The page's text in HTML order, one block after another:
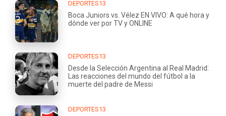
DEPORTES13
Boca Juniors vs. Vélez EN VIVO: A qué hora y
dónde ver por TV y ONLINE
DEPORTES13
Desde la Selección Argentina al Real Madrid:
Las reacciones del mundo del fútbol a la
muerte del padre de Messi
DEPORTES13